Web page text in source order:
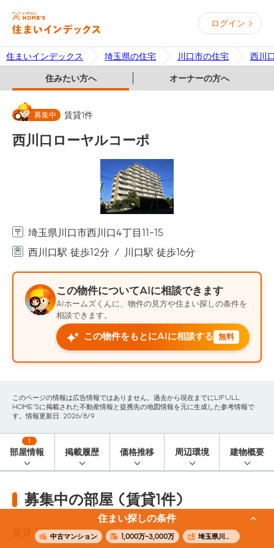
ログイン
住まいインデックス 埼玉県の住宅 川口市の住宅 西川
住みたい方へ オーナーの方へ
住まい探しの条件
中古マンション 1,000万~3,000万 埼玉県川口市
募集中 賃貸1件
西川口ローヤルコーポ
埼玉県川口市西川口4丁目11-15
西川口駅 徒歩12分
川口駅 徒歩16分
この物件についてAIに相談できます
AIホームズくんに、物件の見方や住まい探しの条件を
相談できます。
この物件をもとにAIに相談する 無料
このページの情報は広告情報ではありません。過去から現在までにLIFULL
HOME'Sに掲載された不動産情報と提携先の地図情報を元に生成した参考情報で
す。情報更新日: 2026/8/9
部屋情報
1
掲載履歴 価格推移 周辺環境 建物概要
募集中の部屋 (賃貸1件)
1 件